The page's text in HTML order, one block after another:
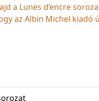
a Lunes d’encre
az Albin Michel kiadó